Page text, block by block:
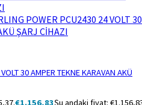
30 AMPER TEKNE KARAVAN AKÜ
€1.156,83Şu andaki fiyat: